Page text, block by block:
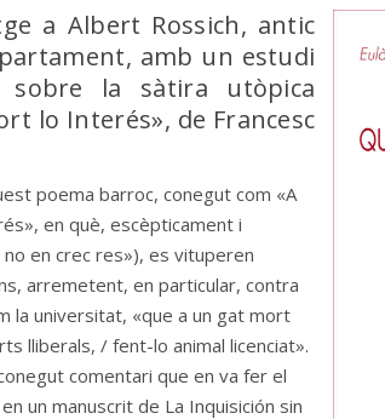
a Albert Rossich, antic
amb un estudi
la sàtira utòpica
lo Interés», de Francesc
poema barroc, conegut com «A
en què, escèpticament i
no en crec res»), es vituperen
arremetent, en particular, contra
la universitat, «que a un gat mort
lliberals, / fent-lo animal licenciat».
comentari que en va fer el
un manuscrit de La Inquisición sin